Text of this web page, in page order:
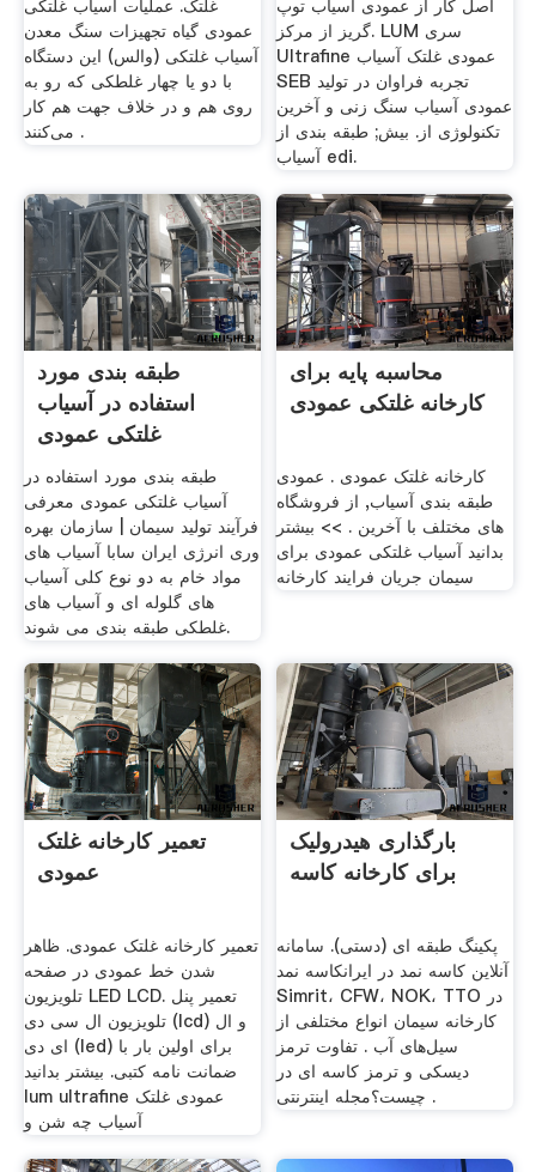
غلتک. عملیات آسیاب غلتکی
عمودی گیاه تجهیزات سنگ معدن
آسیاب غلتکی (والس) این دستگاه
با دو یا چهار غلطکی که رو به
روی هم و در خلاف جهت هم کار
می‌کنند .
اصل کار از عمودی آسیاب توپ
گریز از مرکز. LUM سری
Ultrafine عمودی غلتک آسیاب
SEB تجربه فراوان در تولید
عمودی آسیاب سنگ زنی و آخرین
تکنولوژی از. بیش; طبقه بندی از
آسیاب edi.
طبقه بندی مورد
استفاده در آسیاب
غلتکی عمودی
طبقه بندی مورد استفاده در
آسیاب غلتکی عمودی معرفی
فرآیند تولید سیمان | سازمان بهره
وری انرژی ایران سابا آسیاب های
مواد خام به دو نوع کلی آسیاب
های گلوله ای و آسیاب های
غلطکی طبقه بندی می شوند.
محاسبه پایه برای
کارخانه غلتکی عمودی
کارخانه غلتک عمودی . عمودی
طبقه بندی آسیاب, از فروشگاه
های مختلف با آخرین . >> بیشتر
بدانید آسیاب غلتکی عمودی برای
سیمان جریان فرایند کارخانه
تعمیر کارخانه غلتک
عمودی
تعمیر کارخانه غلتک عمودی. ظاهر
شدن خط عمودی در صفحه
تلویزیون LED LCD. تعمیر پنل
تلویزیون ال سی دی (lcd) و ال
ای دی (led) برای اولین بار با
ضمانت نامه کتبی. بیشتر بدانید
lum ultrafine عمودی غلتک
آسیاب چه شن و
بارگذاری هیدرولیک
برای کارخانه کاسه
پکینگ طبقه ای (دستی). سامانه
آنلاین کاسه نمد در ایرانکاسه نمد
Simrit، CFW، NOK، TTO در
کارخانه سیمان انواع مختلفی از
سیل‌های آب . تفاوت ترمز
دیسکی و ترمز کاسه ای در
چیست؟مجله اینترنتی .